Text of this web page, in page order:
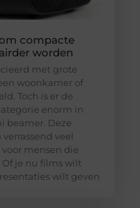
compacte
worden
met grote
woonkamer of
Toch is er de
enorm in
beamer. Deze
veel
mensen die
je nu films wilt
wilt geven